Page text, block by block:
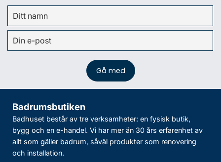
Badrumsbutiken
Badhuset består av tre verksamheter: en fysisk butik,
bygg och en e-handel. Vi har mer än 30 års erfarenhet av
allt som gäller badrum, såväl produkter som renovering
och installation.